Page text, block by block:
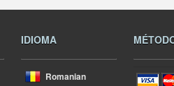
IDIOMA
Romanian